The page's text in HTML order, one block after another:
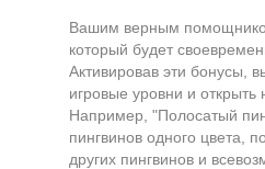
Вашим верным
который будет
Активировав эти бонусы,
игровые уровни и открыть
Например, "Полосатый
пингвинов одного цвета,
других пингвинов и